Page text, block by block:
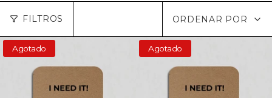
FILTROS
Ordenar
por
ORDENAR POR
Agotado Agotado